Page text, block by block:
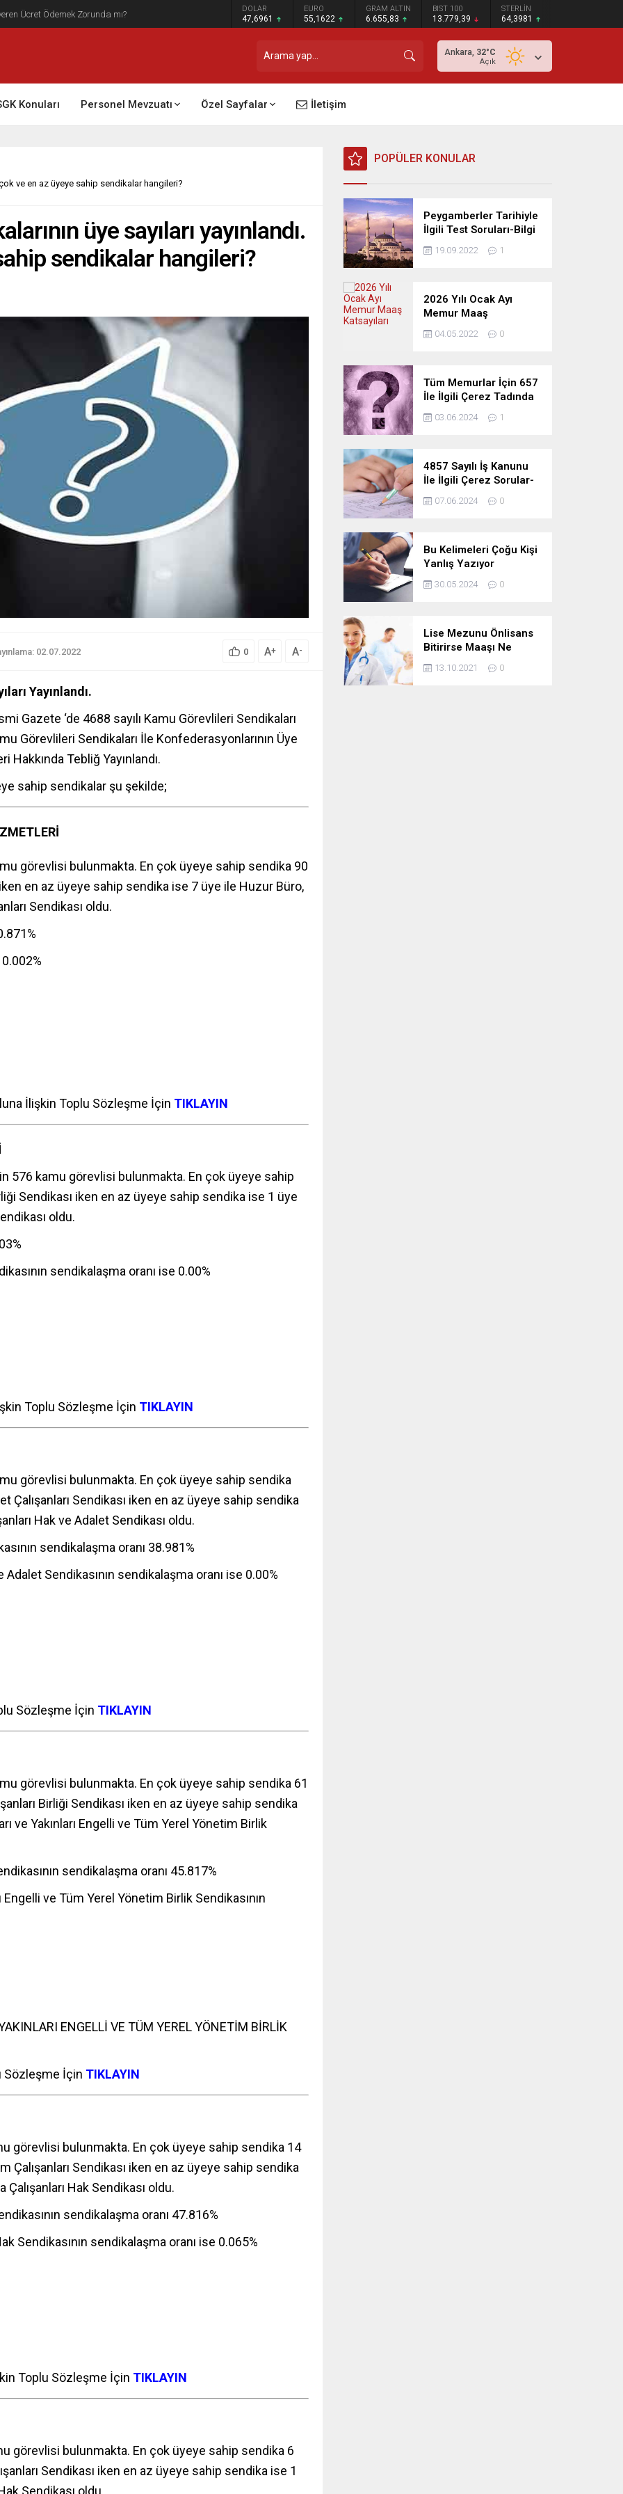
Raporu Dikkate Alınır Mı? DOLAR
47,6961
EURO
55,1622
GRAM ALTIN
6.655,83
BIST 100
13.779,39
STERLİN
64,3981
Ankara, 32°C
Açık
Konuları Personel Mevzuatı Özel Sayfalar İletişim
çok ve en az üyeye sahip sendikalar hangileri?
üye sayıları yayınlandı.
sendikalar hangileri?
02.07.2022 0 A+ A-
Yayınlandı.
Gazete ‘de 4688 sayılı Kamu Görevlileri Sendikaları
Görevlileri Sendikaları İle Konfederasyonlarının Üye
Tebliğ Yayınlandı.
sahip sendikalar şu şekilde;
görevlisi bulunmakta. En çok üyeye sahip sendika 90
en az üyeye sahip sendika ise 7 üye ile Huzur Büro,
Sendikası oldu.
İlişkin Toplu Sözleşme İçin TIKLAYIN
576 kamu görevlisi bulunmakta. En çok üyeye sahip
Sendikası iken en az üyeye sahip sendika ise 1 üye
oldu.
sendikalaşma oranı ise 0.00%
Toplu Sözleşme İçin TIKLAYIN
görevlisi bulunmakta. En çok üyeye sahip sendika
Çalışanları Sendikası iken en az üyeye sahip sendika
Hak ve Adalet Sendikası oldu.
sendikalaşma oranı 38.981%
Sendikasının sendikalaşma oranı ise 0.00%
Sözleşme İçin TIKLAYIN
görevlisi bulunmakta. En çok üyeye sahip sendika 61
Birliği Sendikası iken en az üyeye sahip sendika
ve Yakınları Engelli ve Tüm Yerel Yönetim Birlik
sendikalaşma oranı 45.817%
ve Tüm Yerel Yönetim Birlik Sendikasının
ENGELLİ VE TÜM YEREL YÖNETİM BİRLİK
Sözleşme İçin TIKLAYIN
görevlisi bulunmakta. En çok üyeye sahip sendika 14
Sendikası iken en az üyeye sahip sendika
Hak Sendikası oldu.
sendikalaşma oranı 47.816%
Sendikasının sendikalaşma oranı ise 0.065%
Toplu Sözleşme İçin TIKLAYIN
görevlisi bulunmakta. En çok üyeye sahip sendika 6
Sendikası iken en az üyeye sahip sendika ise 1
Sendikası oldu.
POPÜLER KONULAR
Peygamberler Tarihiyle
İlgili Test Soruları-Bilgi
Yarışması
19.09.2022 1
2026 Yılı Ocak Ayı
Memur Maaş
Katsayıları
04.05.2022 0
Tüm Memurlar İçin 657
İle İlgili Çerez Tadında
Deneme Sınavı
03.06.2024 1
4857 Sayılı İş Kanunu
İle İlgili Çerez Sorular-
Deneme Sınavı
07.06.2024 0
Bu Kelimeleri Çoğu Kişi
Yanlış Yazıyor
30.05.2024 0
Lise Mezunu Önlisans
Bitirirse Maaşı Ne
Kadar Artar
13.10.2021 0